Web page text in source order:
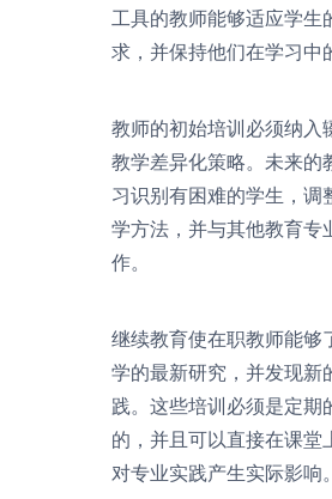
工具的教师能够适应学生
求，并保持他们在学习中
教师的初始培训必须纳入
教学差异化策略。未来的
习识别有困难的学生，调
学方法，并与其他教育专
作。
继续教育使在职教师能够
学的最新研究，并发现新
践。这些培训必须是定期
的，并且可以直接在课堂
对专业实践产生实际影响。